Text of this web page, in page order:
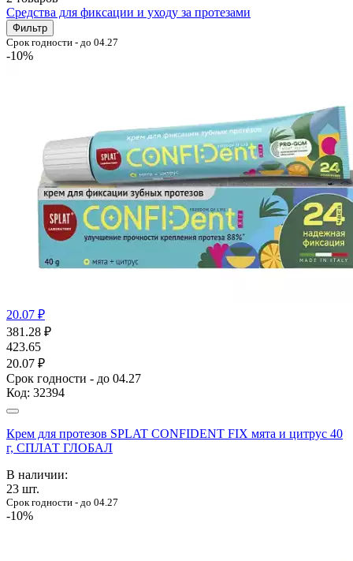
Cредства для фиксации и уходу за протезами
Фильтр
Срок годности - до 04.27
-10%
20.07 ₽
381.28 ₽
423.65
20.07 ₽
Срок годности - до 04.27
Код: 32394
Крем для протезов SPLAT CONFIDENT FIX мята и цитрус 40
г, СПЛАТ ГЛОБАЛ
В наличии:
23 шт.
Срок годности - до 04.27
-10%